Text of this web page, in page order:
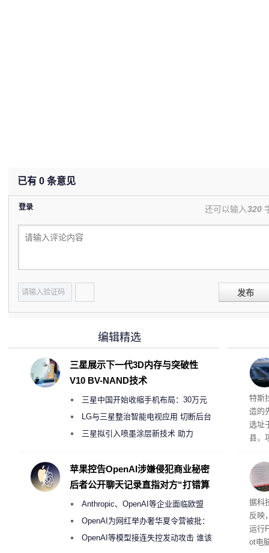
已有 0 条意见
登录 还可以输入320
发布
特斯
造的
选址
县，
在
疑
建
超 1
患
据科
反映
运行
ot电
编辑精选
三星展示下一代3D内存与突破性
V10 BV-NAND技术
三星中国开始收缩手机布局：30万元
月销售额不达标门店 将被逐步清退
LG与三星整治智能电视应用 切断后台
偷偷共享带宽的违规行为
三星拟引入喷墨涂层新技术 助力
度
苹果控告OpenAI涉嫌侵犯商业秘密
后者公开聊天记录直指对方“打错算
Anthropic、OpenAI等企业面临欧盟
《人工智能法案》全新执法权限审查
OpenAI为网红举办奢华夏令营被批：
2000美元一晚 遭讽“反乌托邦”
OpenAI等模型接连失控发动攻击 谁该